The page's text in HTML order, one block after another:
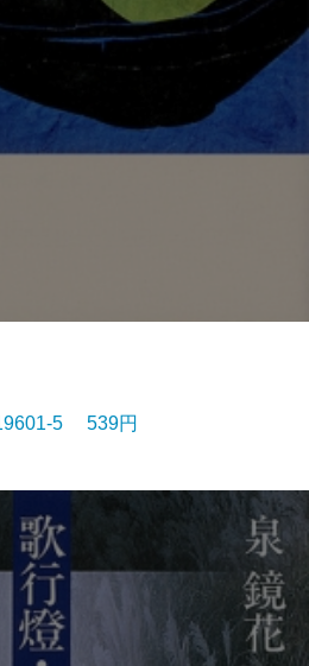
5 539円